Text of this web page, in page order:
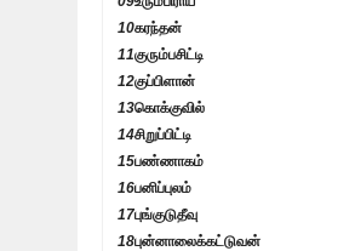
10கரந்தன்
11குரும்பசிட்டி
12குப்பிளான்
13கொக்குவில்
14சிறுப்பிட்டி
15பண்ணாகம்
16பனிப்புலம்
17புங்குடுதீவு
18புன்னாலைக்கட்டுவன்